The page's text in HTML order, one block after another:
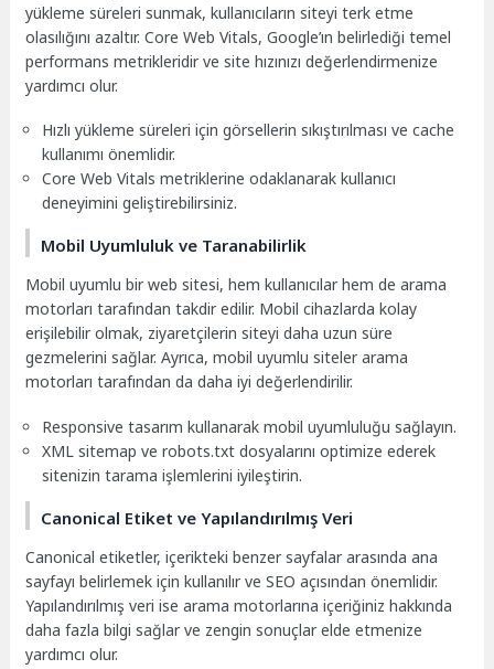
yükleme süreleri sunmak, kullanıcıların siteyi terk etme
olasılığını azaltır. Core Web Vitals, Google’ın belirlediği temel
performans metrikleridir ve site hızınızı değerlendirmenize
yardımcı olur.
Hızlı yükleme süreleri için görsellerin sıkıştırılması ve cache
kullanımı önemlidir.
Core Web Vitals metriklerine odaklanarak kullanıcı
deneyimini geliştirebilirsiniz.
Mobil Uyumluluk ve Taranabilirlik
Mobil uyumlu bir web sitesi, hem kullanıcılar hem de arama
motorları tarafından takdir edilir. Mobil cihazlarda kolay
erişilebilir olmak, ziyaretçilerin siteyi daha uzun süre
gezmelerini sağlar. Ayrıca, mobil uyumlu siteler arama
motorları tarafından da daha iyi değerlendirilir.
Responsive tasarım kullanarak mobil uyumluluğu sağlayın.
XML sitemap ve robots.txt dosyalarını optimize ederek
sitenizin tarama işlemlerini iyileştirin.
Canonical Etiket ve Yapılandırılmış Veri
Canonical etiketler, içerikteki benzer sayfalar arasında ana
sayfayı belirlemek için kullanılır ve SEO açısından önemlidir.
Yapılandırılmış veri ise arama motorlarına içeriğiniz hakkında
daha fazla bilgi sağlar ve zengin sonuçlar elde etmenize
yardımcı olur.